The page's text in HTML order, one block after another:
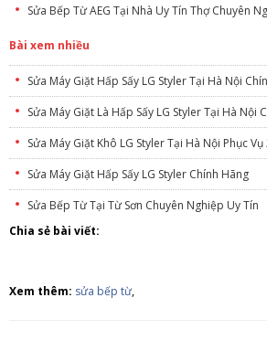
Sửa Bếp Từ AEG Tại Nhà Uy Tín Thợ Chuyên
Bài xem nhiều
Sửa Máy Giặt Hấp Sấy LG Styler Tại Hà Nội
Sửa Máy Giặt Là Hấp Sấy LG Styler Tại Hà Nội
Sửa Máy Giặt Khô LG Styler Tại Hà Nội Phục Vụ
Sửa Máy Giặt Hấp Sấy LG Styler Chính Hãng
Sửa Bếp Từ Tại Từ Sơn Chuyên Nghiệp Uy Tín
Chia sẻ bài viết:
Xem thêm: sửa bếp từ,